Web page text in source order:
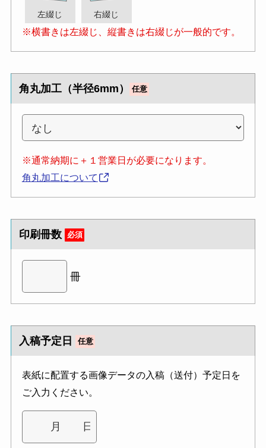
左綴じ 右綴じ
※横書きは左綴じ、縦書きは右綴じが一般的です。
角丸加工（半径6mm） 任意
※通常納期に＋１営業日が必要になります。
角丸加工について
印刷冊数 必須
冊
入稿予定日 任意
表紙に配置する画像データの入稿（送付）予定日を
ご入力ください。